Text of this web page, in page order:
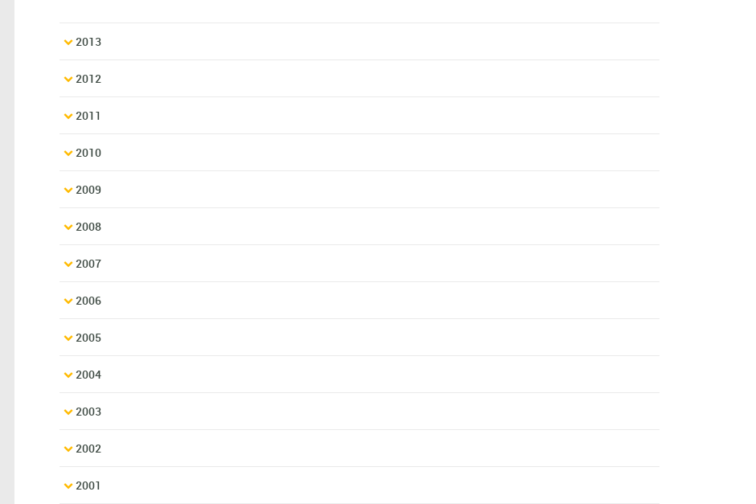
2013
2012
2011
2010
2009
2008
2007
2006
2005
2004
2003
2002
2001